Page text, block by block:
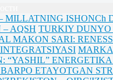
MILLATNING ISHONCh
AQSH TURKIY
MAKON SARI:
“YASHIL”
ETAYOTGAN